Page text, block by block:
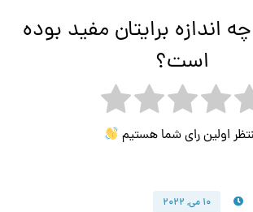
اندازه برایتان مفید بوده
است؟
اولین رای شما هستیم
۱۰ می, ۲۰۲۲